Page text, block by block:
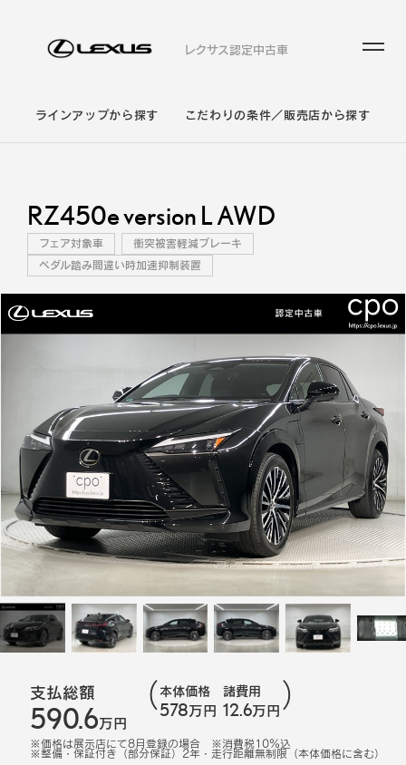
レクサス認定中古車
ラインアップから探す こだわりの条件／販売店から探す
RZ450e version L AWD
フェア対象車
衝突被害軽減ブレーキ
ペダル踏み間違い時加速抑制装置
支払総額
590.6万円
本体価格
578万円
諸費用
12.6万円
※価格は展示店にて8月登録の場合 ※消費税10%込
※整備・保証付き（部分保証）2年・走行距離無制限（本体価格に含む）